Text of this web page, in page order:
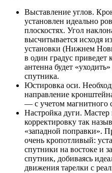
Выставление углов.
установлен идеально
плоскостях. Угол
высчитывается исходя
установки (Нижнем
в один градус приведет
антенна будет
спутника.
Юстировка оси.
направление
— с учетом магнитного
Настройка дуги.
корректировку так
«западной поправки».
очень кропотливый:
спутники на востоке и
спутник, добиваясь
движения тарелки с